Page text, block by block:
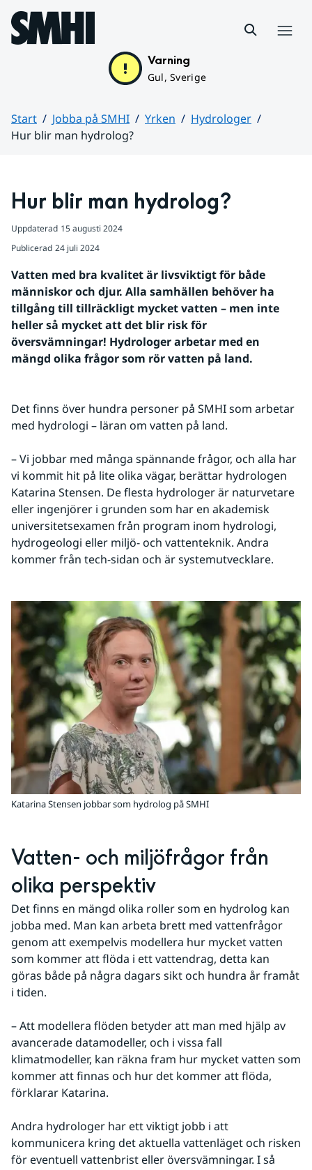
Hoppa till sidans innehåll
Varning
Gul, Sverige
Start Jobba på SMHI Yrken
Hydrologer
Hur blir man hydrolog?
Hur blir man hydrolog?
Uppdaterad 15 augusti 2024
Publicerad 24 juli 2024
Vatten med bra kvalitet är livsviktigt för både
människor och djur. Alla samhällen behöver ha
tillgång till tillräckligt mycket vatten – men inte
heller så mycket att det blir risk för
översvämningar! Hydrologer arbetar med en
mängd olika frågor som rör vatten på land.
Det finns över hundra personer på SMHI som arbetar
med hydrologi – läran om vatten på land.
– Vi jobbar med många spännande frågor, och alla har
vi kommit hit på lite olika vägar, berättar hydrologen
Katarina Stensen. De flesta hydrologer är naturvetare
eller ingenjörer i grunden som har en akademisk
universitetsexamen från program inom hydrologi,
hydrogeologi eller miljö- och vattenteknik. Andra
kommer från tech-sidan och är systemutvecklare.
Katarina Stensen jobbar som hydrolog på SMHI
Vatten- och miljöfrågor från
olika perspektiv
Det finns en mängd olika roller som en hydrolog kan
jobba med. Man kan arbeta brett med vattenfrågor
genom att exempelvis modellera hur mycket vatten
som kommer att flöda i ett vattendrag, detta kan
göras både på några dagars sikt och hundra år framåt
i tiden.
– Att modellera flöden betyder att man med hjälp av
avancerade datamodeller, och i vissa fall
klimatmodeller, kan räkna fram hur mycket vatten som
kommer att finnas och hur det kommer att flöda,
förklarar Katarina.
Andra hydrologer har ett viktigt jobb i att
kommunicera kring det aktuella vattenläget och risken
för eventuell vattenbrist eller översvämningar. I så